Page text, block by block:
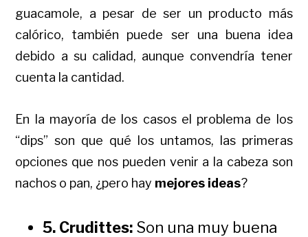
guacamole, a pesar de ser un producto más
calórico, también puede ser una buena idea
debido a su calidad, aunque convendría tener
cuenta la cantidad.
En la mayoría de los casos el problema de los
“dips” son que qué los untamos, las primeras
opciones que nos pueden venir a la cabeza son
nachos o pan, ¿pero hay mejores ideas?
5. Crudittes: Son una muy buena